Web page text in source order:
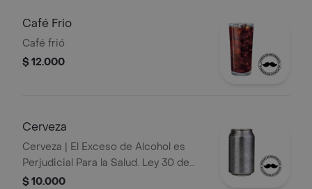
Café Frio
Café frió
$ 12.000
Cerveza
Cerveza | El Exceso de Alcohol es
Perjudicial Para la Salud. Ley 30 de
1986. Prohíbase el Expendio de
$ 10.000